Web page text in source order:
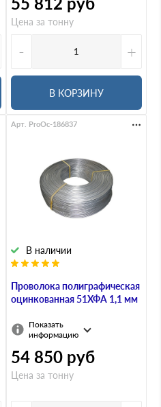
Цена за тонну
- +
В КОРЗИНУ
Проволока полиграфическая
оцинкованная 51ХФА 1,1 мм
В наличии
Арт. ProOc-186837
Показать
информацию
54 850 руб
Цена за тонну